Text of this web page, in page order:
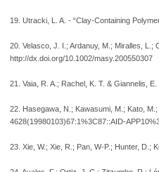
19. Utracki, L. A. - “Clay-Containing
20. Velasco, J. I.; Ardanuy, M.; Miralles, L.;
http://dx.doi.org/10.1002/masy.200550307
21. Vaia, R. A.; Rachel, K. T. & Giannelis,
22. Hasegawa, N.; Kawasumi, M.; Kato,
4628(19980103)67:1%3C87::AID-
23. Xie, W.; Xie, R.; Pan, W-P.; Hunter, D.;